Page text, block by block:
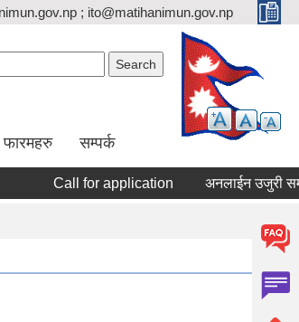
; ito@matihanimun.gov.np
फारमहरु सम्पर्क
Call for application अनलाईन उजुरी